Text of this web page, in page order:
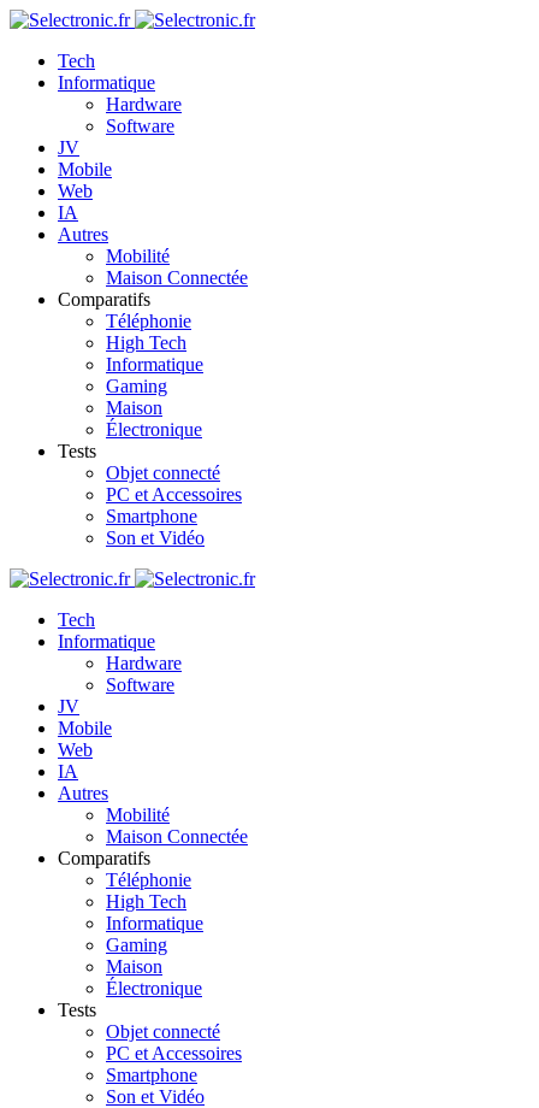
Tech
Informatique
Hardware
Software
JV
Mobile
Web
IA
Autres
Mobilité
Maison Connectée
Comparatifs
Téléphonie
High Tech
Informatique
Gaming
Maison
Électronique
Tests
Objet connecté
PC et Accessoires
Smartphone
Son et Vidéo
Tech
Informatique
Hardware
Software
JV
Mobile
Web
IA
Autres
Mobilité
Maison Connectée
Comparatifs
Téléphonie
High Tech
Informatique
Gaming
Maison
Électronique
Tests
Objet connecté
PC et Accessoires
Smartphone
Son et Vidéo